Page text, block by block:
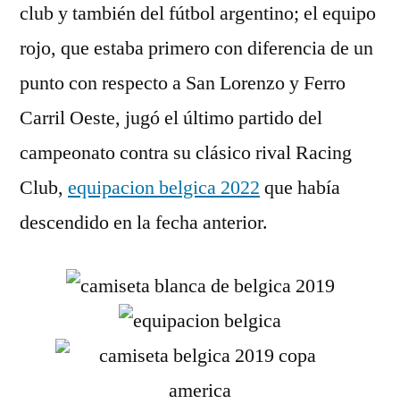
club y también del fútbol argentino; el equipo
rojo, que estaba primero con diferencia de un
punto con respecto a San Lorenzo y Ferro
Carril Oeste, jugó el último partido del
campeonato contra su clásico rival Racing
Club, equipacion belgica 2022 que había
descendido en la fecha anterior.